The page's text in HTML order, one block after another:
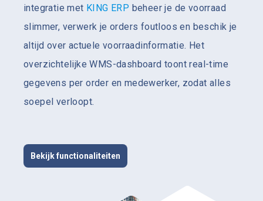
integratie met KING ERP beheer je de voorraad
slimmer, verwerk je orders foutloos en beschik je
altijd over actuele voorraadinformatie. Het
overzichtelijke WMS-dashboard toont real-time
gegevens per order en medewerker, zodat alles
soepel verloopt.
Bekijk functionaliteiten